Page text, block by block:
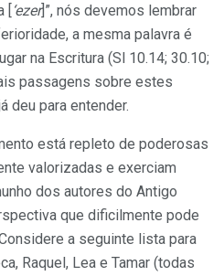
[ ‘ezer]”, nós devemos lembrar
a mesma palavra é
na Escritura (Sl 10.14; 30.10;
passagens sobre estes
deu para entender.
está repleto de poderosas
valorizadas e exerciam
dos autores do Antigo
que dificilmente pode
a seguinte lista para
Raquel, Lea e Tamar (todas